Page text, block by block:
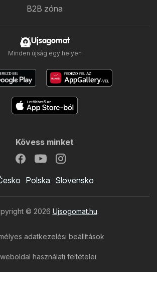
B2B zóna
Ujsagomat
Minden újság egy helyen
Kövess minket
Polska Slovensko
© 2026 Ujsogomat.hu.
adatkezelési beállítások
használati feltételei